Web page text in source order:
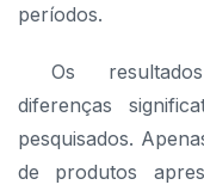
períodos.
Os
diferenças
pesquisados.
de produtos